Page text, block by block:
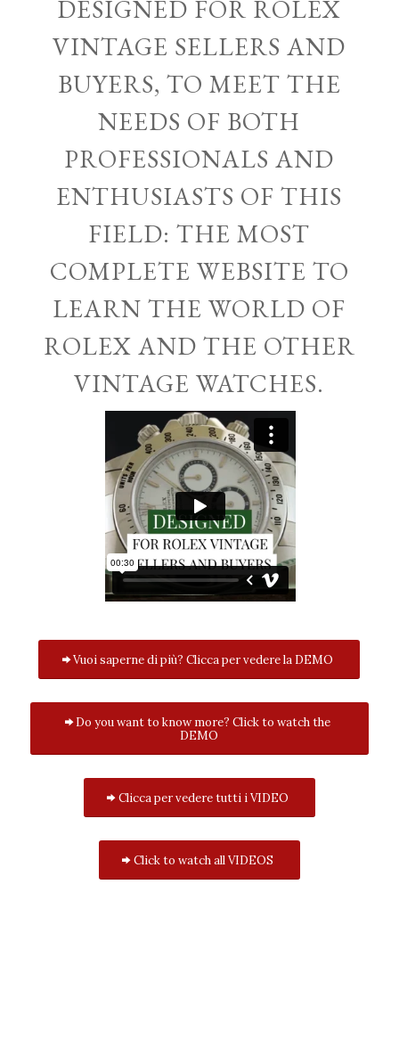
DESIGNED FOR ROLEX
VINTAGE SELLERS AND
BUYERS, TO MEET THE
NEEDS OF BOTH
PROFESSIONALS AND
ENTHUSIASTS OF THIS
FIELD: THE MOST
COMPLETE WEBSITE TO
LEARN THE WORLD OF
ROLEX AND THE OTHER
VINTAGE WATCHES.
Vuoi saperne di più? Clicca per vedere la DEMO
Do you want to know more? Click to watch the
DEMO
Clicca per vedere tutti i VIDEO
Click to watch all VIDEOS